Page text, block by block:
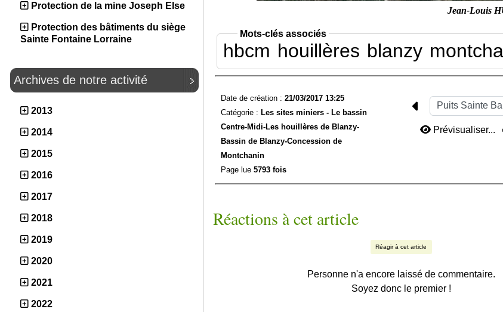
Protection de la mine Joseph Else
Protection des bâtiments du siège
Sainte Fontaine Lorraine
Archives de notre activité
2013
2014
2015
2016
2017
2018
2019
2020
2021
2022
Jean-Louis
Mots-clés associés
hbcm houillères blanzy
Date de création : 21/03/2017 13:25
Catégorie : Les sites miniers - Le bassin
Centre-Midi-Les houillères de Blanzy-
Bassin de Blanzy-Concession de
Montchanin
Page lue 5793 fois
Prévisualiser...
Réactions à cet article
Réagir à cet article
Personne n'a encore laissé de commentaire.
Soyez donc le premier !